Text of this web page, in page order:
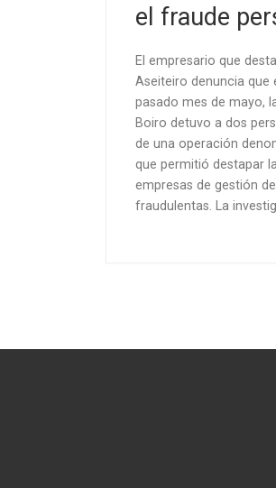
el fraude
El empresario que
Aseiteiro denuncia que
pasado mes de mayo,
Boiro detuvo a dos
de una operación
que permitió destapar
empresas de gestión
fraudulentas. La